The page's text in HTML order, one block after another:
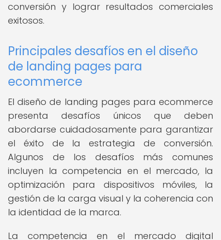
conversión y lograr resultados comerciales
exitosos.
Principales desafíos en el diseño
de landing pages para
ecommerce
El diseño de landing pages para ecommerce
presenta desafíos únicos que deben
abordarse cuidadosamente para garantizar
el éxito de la estrategia de conversión.
Algunos de los desafíos más comunes
incluyen la competencia en el mercado, la
optimización para dispositivos móviles, la
gestión de la carga visual y la coherencia con
la identidad de la marca.
La competencia en el mercado digital